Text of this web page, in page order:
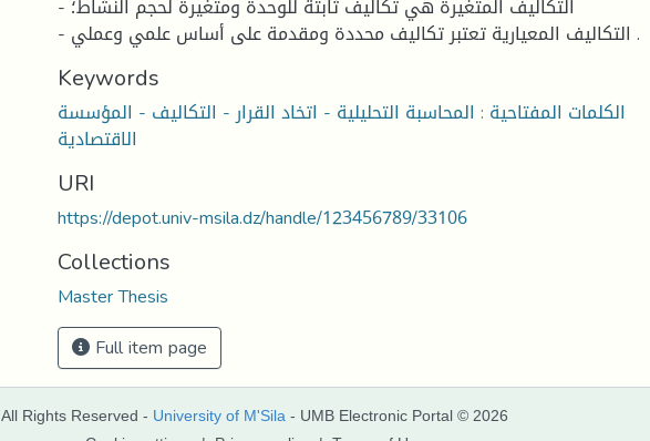
- التكاليف المتغيرة هي تكاليف ثابتة للوحدة ومتغيرة لحجم النشاط؛
- التكاليف المعيارية تعتبر تكاليف محددة ومقدمة على أساس علمي وعملي .
Keywords
الكلمات المفتاحية : المحاسبة التحليلية - اتخاد القرار - التكاليف - المؤسسة
الاقتصادية
URI
https://depot.univ-msila.dz/handle/123456789/33106
Collections
Master Thesis
Full item page
All Rights Reserved - University of M'Sila - UMB Electronic Portal © 2026